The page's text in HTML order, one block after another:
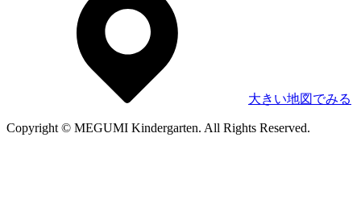
大きい地図でみる
Copyright © MEGUMI Kindergarten. All Rights Reserved.